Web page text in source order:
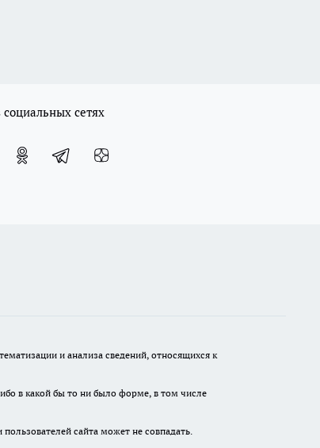
сетях
и анализа сведений, относящихся к
в какой бы то ни было форме, в том числе
сайта может не совпадать.